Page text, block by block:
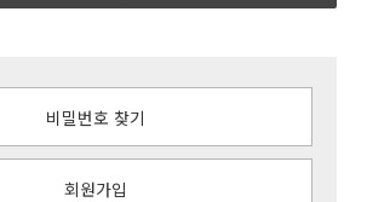
비밀번호 찾기
회원가입